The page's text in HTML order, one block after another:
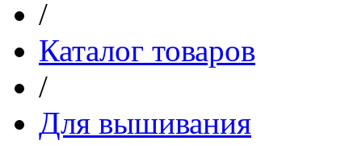
/
Каталог товаров
/
Для вышивания